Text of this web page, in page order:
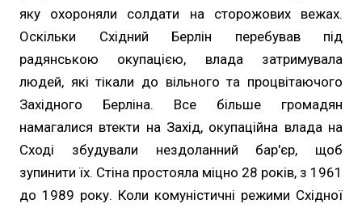
яку охороняли солдати на сторожових вежах.
Оскільки Східний Берлін перебував під
радянською окупацією, влада затримувала
людей, які тікали до вільного та процвітаючого
Західного Берліна. Все більше громадян
намагалися втекти на Захід, окупаційна влада на
Сході збудували нездоланний бар'єр, щоб
зупинити їх. Стіна простояла міцно 28 років, з 1961
до 1989 року. Коли комуністичні режими Східної